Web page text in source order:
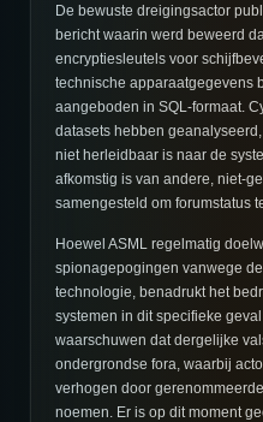
De bewuste dreigingsactor
bericht waarin werd beweerd
encryptiesleutels voor
technische apparaatgegevens
aangeboden in SQL-formaat.
datasets hebben
niet herleidbaar is naar de
afkomstig is van andere, niet-
samengesteld om forumstatus
Hoewel ASML regelmatig
spionagepogingen vanwege
technologie, benadrukt het
systemen in dit specifieke
waarschuwen dat dergelijke
ondergrondse fora, waarbij
verhogen door
noemen. Er is op dit moment